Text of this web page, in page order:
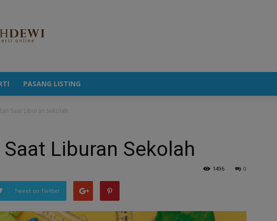
PASANG LISTING
Saat Liburan Sekolah
Liburan Sekolah
0
1496
Tweet on Twitter